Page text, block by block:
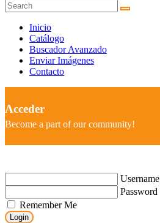
Inicio
Catálogo
Buscador Avanzado
Enviar Imágenes
Contacto
Acceder
Become a part of our community!
Username
Password
Remember Me
Login